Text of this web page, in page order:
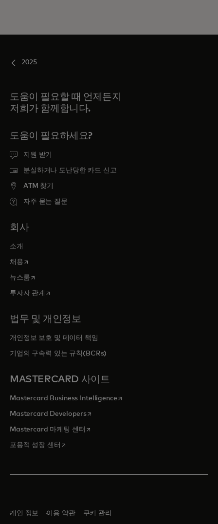
2025
도움이 필요할 때 언제든지
저희가 함께합니다.
도움이 필요하세요?
지원 받기
분실하거나 도난당한 카드 신고
ATM 찾기
자주 묻는 질문
회사
소개
채용새 탭에서 열림
뉴스룸새 탭에서 열림
투자자 관계 새 탭에서 열림
법무 및 개인정보
개인정보 보호 및 데이터 책임
기업의 구속력 있는 규칙(BCRs)
MASTERCARD 사이트
Mastercard Business Intelligence새 탭에서 열림
Mastercard Developers새 탭에서 열림
Mastercard 마케팅 센터 새 탭에서 열림
포용적 성장 센터 새 탭에서 열림
개인 정보 이용 약관 쿠키 관리